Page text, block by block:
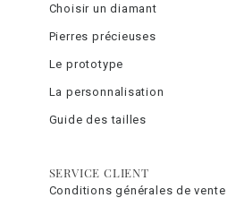
Choisir un diamant
Pierres précieuses
Le prototype
La personnalisation
Guide des tailles
SERVICE CLIENT
Conditions générales de vente